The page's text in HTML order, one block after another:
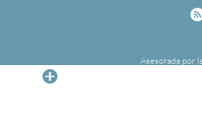
Asesorada por